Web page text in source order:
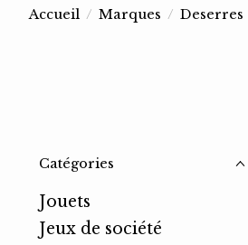
Accueil / Marques / Deserres
Catégories
Jouets
Jeux de société